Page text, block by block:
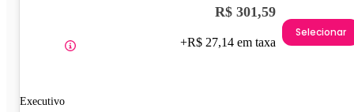
Executivo
R$ 301,59
+R$ 27,14 em taxa
Selecionar